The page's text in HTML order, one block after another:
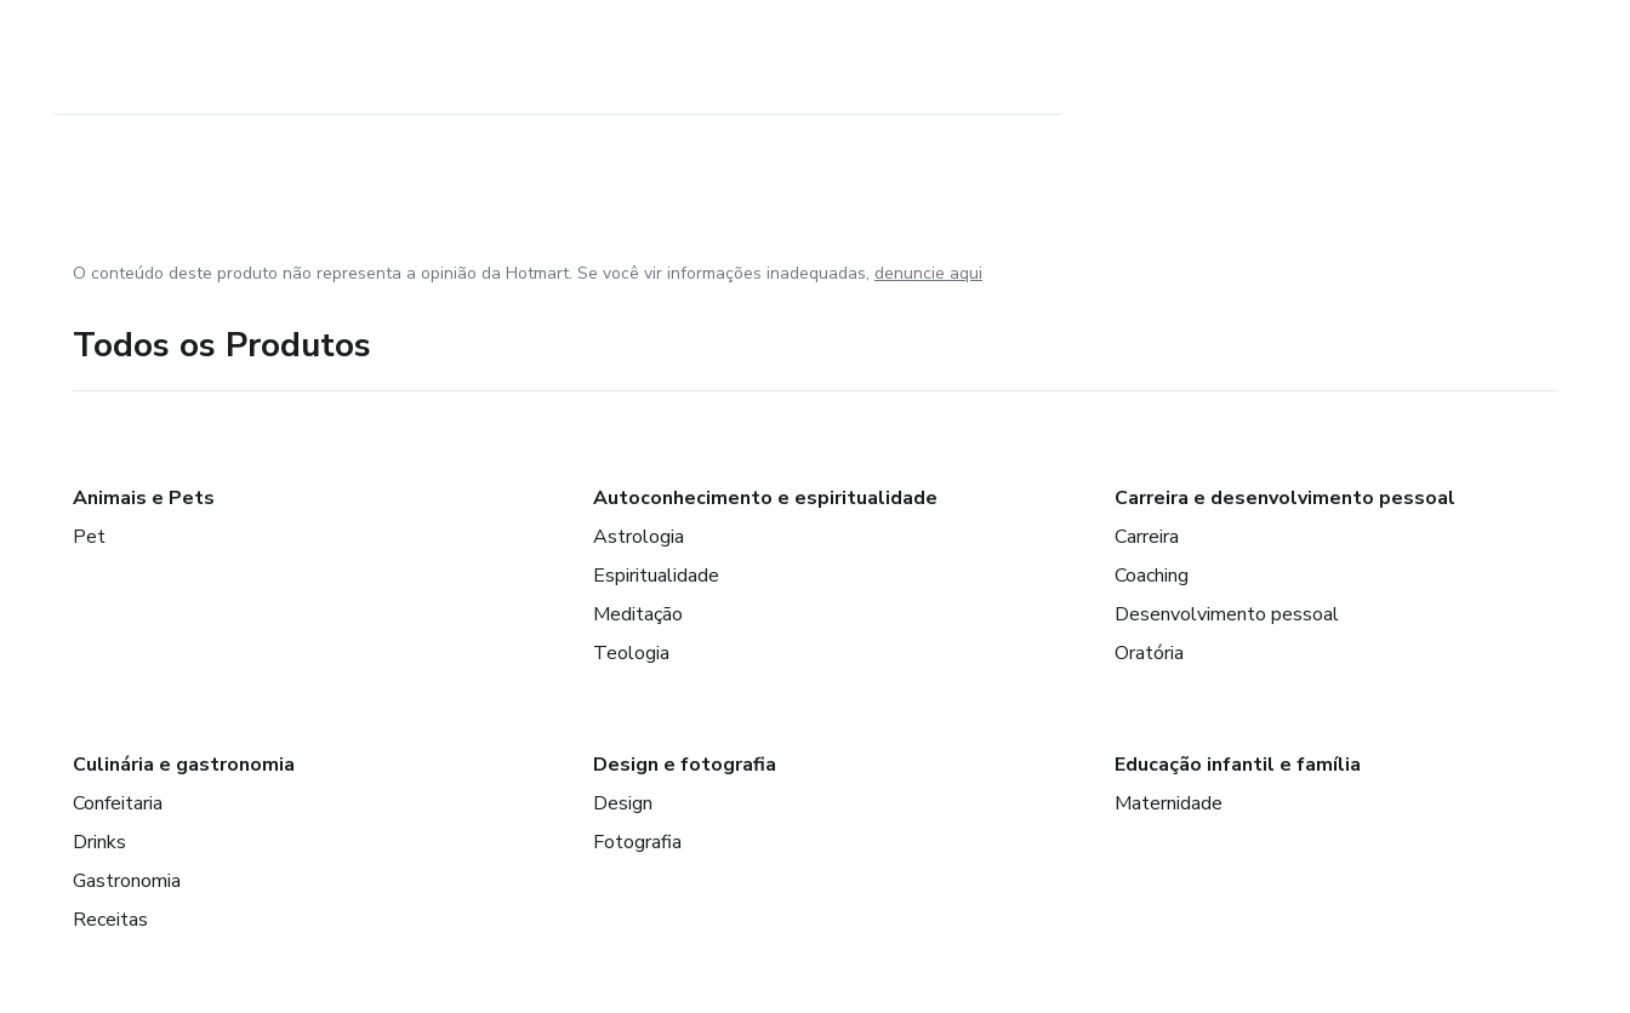
O conteúdo deste produto não representa a opinião da Hotmart. Se você vir informações inadequadas, denuncie aqui
Todos os Produtos
Animais e Pets
Pet
Autoconhecimento e espiritualidade
Astrologia
Espiritualidade
Meditação
Teologia
Carreira e desenvolvimento pessoal
Carreira
Coaching
Desenvolvimento pessoal
Oratória
Culinária e gastronomia
Confeitaria
Drinks
Gastronomia
Receitas
Design e fotografia
Design
Fotografia
Educação infantil e família
Maternidade